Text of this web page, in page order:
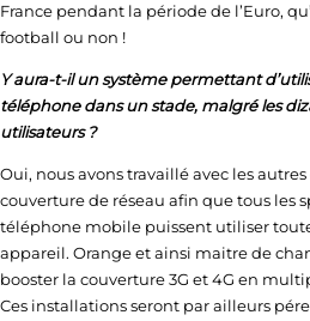
France pendant la période de l’Euro,
football ou non !
Y aura-t-il un système permettant
téléphone dans un stade, malgré les
utilisateurs ?
Oui, nous avons travaillé avec les
couverture de réseau afin que tous les
téléphone mobile puissent utiliser
appareil. Orange et ainsi maitre de
booster la couverture 3G et 4G en
Ces installations seront par ailleurs